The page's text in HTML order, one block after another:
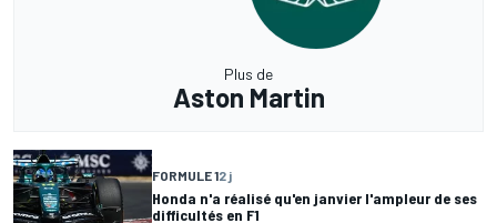
Plus de
Aston Martin
FORMULE 12 j
Honda n'a réalisé qu'en janvier l'ampleur de ses
difficultés en F1